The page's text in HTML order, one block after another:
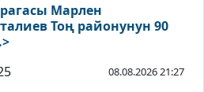
Марлен
Тоң районунун 90
08.08.2026 21:27